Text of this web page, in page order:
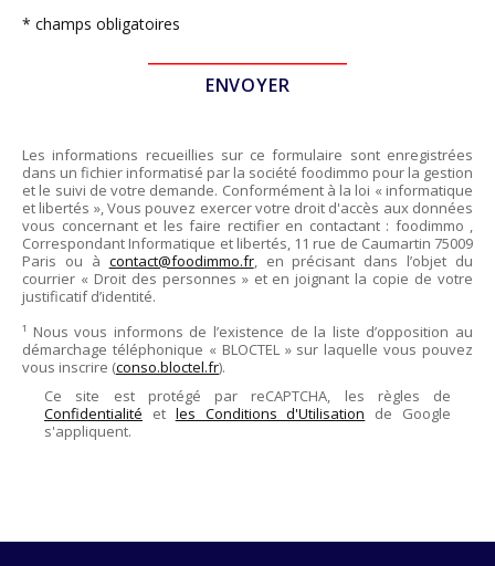
* champs obligatoires
Les informations recueillies sur ce formulaire sont enregistrées
dans un fichier informatisé par la société foodimmo pour la gestion
et le suivi de votre demande. Conformément à la loi « informatique
et libertés », Vous pouvez exercer votre droit d'accès aux données
vous concernant et les faire rectifier en contactant : foodimmo ,
Correspondant Informatique et libertés, 11 rue de Caumartin 75009
Paris ou à contact@foodimmo.fr, en précisant dans l’objet du
courrier « Droit des personnes » et en joignant la copie de votre
justificatif d’identité.
¹ Nous vous informons de l’existence de la liste d’opposition au
démarchage téléphonique « BLOCTEL » sur laquelle vous pouvez
vous inscrire (conso.bloctel.fr).
Ce site est protégé par reCAPTCHA, les règles de
Confidentialité et les Conditions d'Utilisation de Google
s'appliquent.